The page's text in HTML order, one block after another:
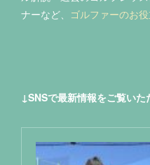
ナーなど、 ゴルファーのお
↓SNSで最新情報をご覧いた